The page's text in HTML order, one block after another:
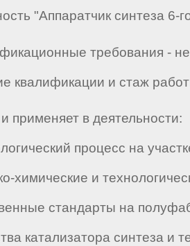
"Аппаратчик синтеза 6-
требования -
квалификации и стаж
применяет в деятельности:
процесс на
и
стандарты на
катализатора синтеза и